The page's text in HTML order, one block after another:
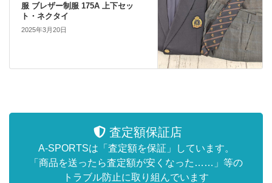
服 ブレザー制服 175A 上下セッ
ト・ネクタイ
2025年3月20日
査定額保証店
A-SPORTSは「査定額を保証」しています。
「商品を送ったら査定額が安くなった……」等の
トラブル防止に取り組んでいます